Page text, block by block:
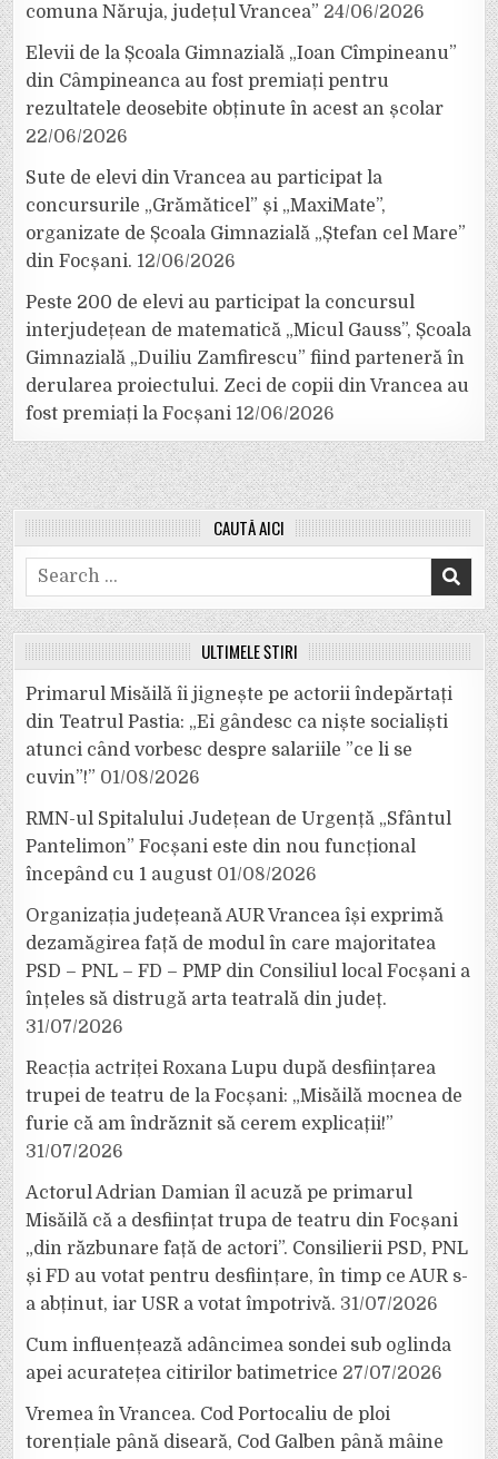
comuna Năruja, județul Vrancea” 24/06/2026
Elevii de la Școala Gimnazială „Ioan Cîmpineanu”
din Câmpineanca au fost premiați pentru
rezultatele deosebite obținute în acest an școlar
22/06/2026
Sute de elevi din Vrancea au participat la
concursurile „Grămăticel” și „MaxiMate”,
organizate de Școala Gimnazială „Ștefan cel Mare”
din Focșani. 12/06/2026
Peste 200 de elevi au participat la concursul
interjudețean de matematică „Micul Gauss”, Școala
Gimnazială „Duiliu Zamfirescu” fiind parteneră în
derularea proiectului. Zeci de copii din Vrancea au
fost premiați la Focșani 12/06/2026
CAUTĂ AICI
Search
for:
ULTIMELE ȘTIRI
Primarul Misăilă îi jignește pe actorii îndepărtați
din Teatrul Pastia: „Ei gândesc ca niște socialiști
atunci când vorbesc despre salariile ”ce li se
cuvin”!” 01/08/2026
RMN-ul Spitalului Județean de Urgență „Sfântul
Pantelimon” Focșani este din nou funcțional
începând cu 1 august 01/08/2026
Organizația județeană AUR Vrancea își exprimă
dezamăgirea față de modul în care majoritatea
PSD – PNL – FD – PMP din Consiliul local Focșani a
înțeles să distrugă arta teatrală din județ.
31/07/2026
Reacția actriței Roxana Lupu după desființarea
trupei de teatru de la Focșani: „Misăilă mocnea de
furie că am îndrăznit să cerem explicații!”
31/07/2026
Actorul Adrian Damian îl acuză pe primarul
Misăilă că a desființat trupa de teatru din Focșani
„din răzbunare față de actori”. Consilierii PSD, PNL
și FD au votat pentru desființare, în timp ce AUR s-
a abținut, iar USR a votat împotrivă. 31/07/2026
Cum influențează adâncimea sondei sub oglinda
apei acuratețea citirilor batimetrice 27/07/2026
Vremea în Vrancea. Cod Portocaliu de ploi
torențiale până diseară, Cod Galben până mâine